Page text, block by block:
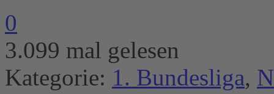
0
3.099 mal gelesen
Kategorie: 1. Bundesliga,